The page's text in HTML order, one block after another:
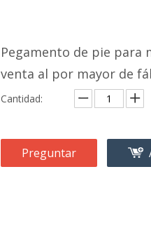
Pegamento de pie para
venta al por mayor de
Cantidad:
Preguntar